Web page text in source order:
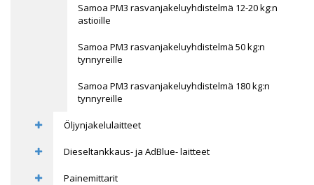
Samoa PM3 rasvanjakeluyhdistelmä 12-20 kg:n
astioille
Samoa PM3 rasvanjakeluyhdistelmä 50 kg:n
tynnyreille
Samoa PM3 rasvanjakeluyhdistelmä 180 kg:n
tynnyreille
Öljynjakelulaitteet
Dieseltankkaus- ja AdBlue- laitteet
Painemittarit